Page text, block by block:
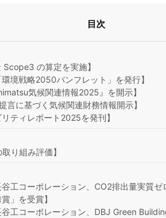
目次
の算定を実施】
境戦略2050パンフレット」を発行】
気候関連情報2025』を開示】
に基づく気候関連財務情報開示】
ティレポート2025を発刊】
り組み評価】
工コーポレーション、CO2排出量実質
」を受賞】
工コーポレーション、DBJ Green